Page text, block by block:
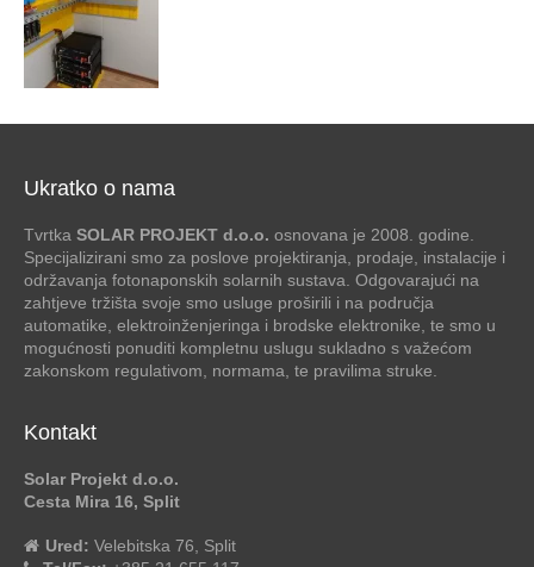
Ukratko o nama
Tvrtka SOLAR PROJEKT d.o.o. osnovana je 2008. godine.
Specijalizirani smo za poslove projektiranja, prodaje, instalacije i
održavanja fotonaponskih solarnih sustava. Odgovarajući na
zahtjeve tržišta svoje smo usluge proširili i na područja
automatike, elektroinženjeringa i brodske elektronike, te smo u
mogućnosti ponuditi kompletnu uslugu sukladno s važećom
zakonskom regulativom, normama, te pravilima struke.
Kontakt
Solar Projekt d.o.o.
Cesta Mira 16, Split
Ured: Velebitska 76, Split